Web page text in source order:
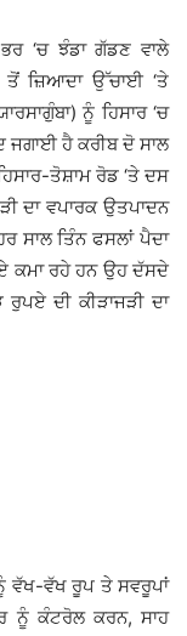
‘ਚ ਝੰਡਾ ਗੱਡਣ ਵਾਲੇ
ਤੋਂ ਜ਼ਿਆਦਾ ਉੱਚਾਈ ‘ਤੇ
ਨੂੰ ਹਿਸਾਰ ‘ਚ
ਜਗਾਈ ਹੈ ਕਰੀਬ ਦੋ ਸਾਲ
ਤੋਸ਼ਾਮ ਰੋਡ ‘ਤੇ ਦਸ
ਦਾ ਵਪਾਰਕ ਉਤਪਾਦਨ
ਸਾਲ ਤਿੰਨ ਫਸਲਾਂ ਪੈਦਾ
ਕਮਾ ਰਹੇ ਹਨ ਉਹ ਦੱਸਦੇ
ਦੀ ਕੀੜਾਜੜੀ ਦਾ
ਵੱਖ-ਵੱਖ ਰੂਪ ਤੇ ਸਵਰੂਪਾਂ
ਨੂੰ ਕੰਟਰੋਲ ਕਰਨ, ਸਾਹ